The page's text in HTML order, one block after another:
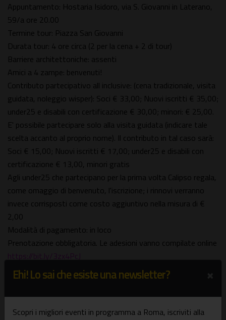
Appuntamento: Hostaria Isidoro, via S. Giovanni in Laterano,
59/a ore 20.00
Termine tour: Piazza San Giovanni
Durata tour: 4 ore circa (2 per la cena + 2 di tour)
Barriere architettoniche: assenti
Amici a 4 zampe: benvenuti!
Contributo partecipativo all inclusive: (cena tradizionale, visita
guidata, noleggio wisper): Soci € 33,00; Nuovi iscritti € 35,00;
under25 e disabili con certificazione € 30,00; minori: € 25,00.
E' possibile partecipare solo alla visita guidata (indicare tale
scelta accanto al proprio nome). Il contributo in tal caso sarà:
Soci € 15,00; Nuovi iscritti € 17,00; under25 e disabili con
certificazione € 13,00, minori gratis
Agli under25 che partecipano per la prima volta Calipso regala,
come omaggio di benvenuto, l'iscrizione; i rinnovi verranno
invece corrisposti come costo aggiuntivo nella misura di €
2,00
Modalità di pagamento: in loco
Prenotazione obbligatoria. Le adesioni vanno compilate online
https://bit.ly/3zx4PcJ
Telefono: 3401964054
Indirizzo E-mail: associazioneculturalecalipso@yahoo.com
Dove e quando
Ehi! Lo sai che esiste una newsletter?
Scopri i migliori eventi in programma a Roma, iscriviti alla